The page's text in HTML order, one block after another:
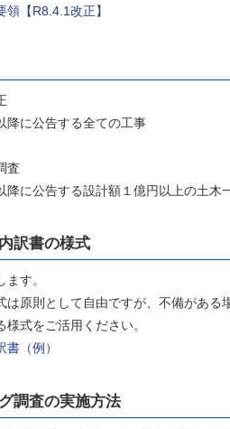
【R8.4.1改正】
に公告する全ての工事
査
に公告する設計額１億円以上の土木
訳書の様式
ます。
原則として自由ですが、不備がある
様式をご活用ください。
（例）
調査の実施方法